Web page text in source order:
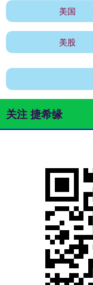
美国
美股
关注 捷希缘